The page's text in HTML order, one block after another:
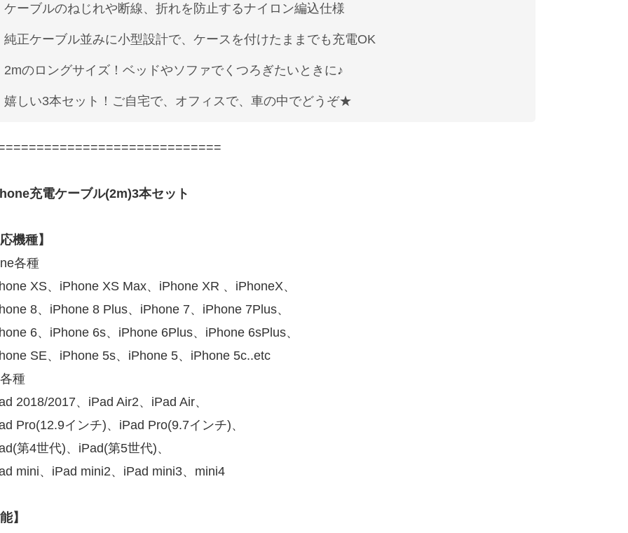
ケーブルのねじれや断線、折れを防止するナイロン編込仕様
純正ケーブル並みに小型設計で、ケースを付けたままでも充電OK
2mのロングサイズ！ベッドやソファでくつろぎたいときに♪
嬉しい3本セット！ご自宅で、オフィスで、車の中でどうぞ★
充電ケーブル(2m)3本セット
機種】
各種
XS、iPhone XS Max、iPhone XR 、iPhoneX、
8、iPhone 8 Plus、iPhone 7、iPhone 7Plus、
6、iPhone 6s、iPhone 6Plus、iPhone 6sPlus、
SE、iPhone 5s、iPhone 5、iPhone 5c..etc
種
2018/2017、iPad Air2、iPad Air、
Pro(12.9インチ)、iPad Pro(9.7インチ)、
第4世代)、iPad(第5世代)、
mini、iPad mini2、iPad mini3、mini4
】